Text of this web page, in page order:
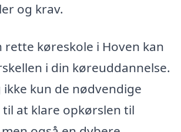
og krav.
køreskole i Hoven kan
i din køreuddannelse.
ikke kun de nødvendige
at klare opkørslen til